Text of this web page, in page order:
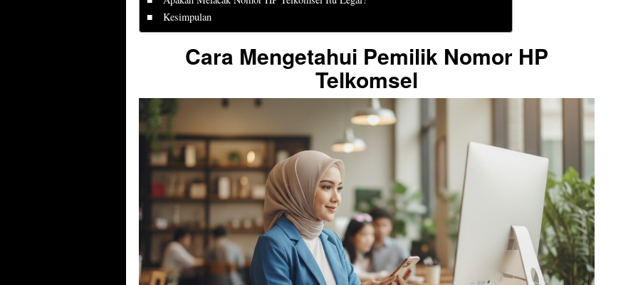
Kesimpulan
Cara Mengetahui Pemilik Nomor HP
Telkomsel